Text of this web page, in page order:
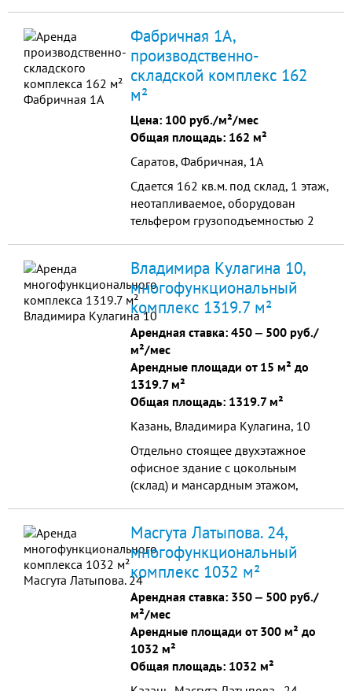
Фабричная 1А,
производственно-
складской комплекс 162
м²
Цена: 100 руб./м²/мес
Общая площадь: 162 м²
Саратов, Фабричная, 1А
Cдается 162 кв.м. под склад, 1 этаж,
неотапливаемое, оборудован
тельфером грузоподъемностью 2
охраняемая территория.
Владимира Кулагина 10,
многофункциональный
комплекс 1319.7 м²
Арендная ставка: 450 ‒ 500 руб./
м²/мес
Арендные площади от 15 м² до
1319.7 м²
Общая площадь: 1319.7 м²
Казань, Владимира Кулагина, 10
Отдельно стоящее двухэтажное
офисное здание с цокольным
(склад) и мансардным этажом,
линии, вблизи центра г
Масгута Латыпова. 24,
многофункциональный
комплекс 1032 м²
Арендная ставка: 350 ‒ 500 руб./
м²/мес
Арендные площади от 300 м² до
1032 м²
Общая площадь: 1032 м²